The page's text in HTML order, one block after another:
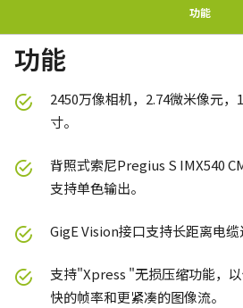
功能
功能
2450万像相机，2.74微米像元，
寸。
背照式索尼Pregius S IMX540
支持单色输出。
GigE Vision接口支持长距离电缆
支持"Xpress "无损压缩功能，
快的帧率和更紧凑的图像流。